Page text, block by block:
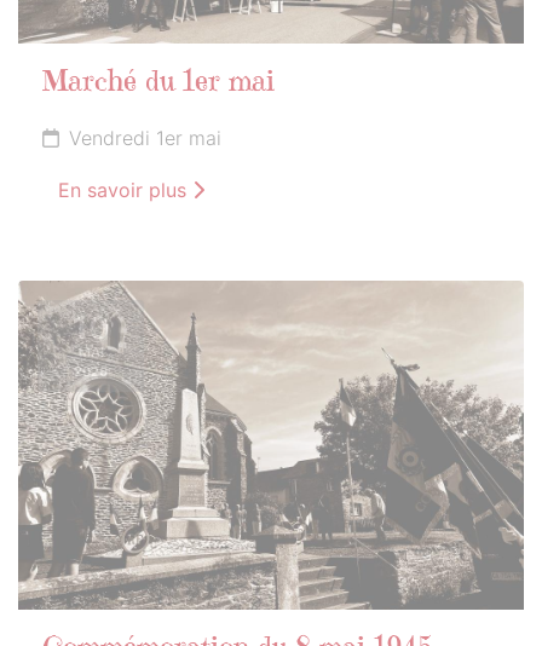
Marché du 1er mai
Vendredi 1er mai
En savoir plus
10
MAI
2026